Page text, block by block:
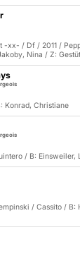
-xx- / Df / 2011 /
Nina / Z:
Konrad, Christiane
/ B: Einsweiler,
/ Cassito / B: